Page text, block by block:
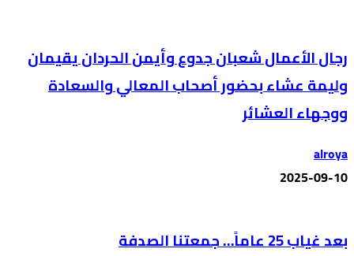
رجال الأعمال شعبان جدوع وأيمن الحردان يقيمان
وليمة عشاء بحضور أصحاب المعالي والسعادة
ووجهاء العشائر
alroya
2025-09-10
بعد غياب 25 عاماً… جمعتنا الصدفة